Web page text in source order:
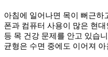
아침에 일어나면 목이 뻐근하
폰과 컴퓨터 사용이 많은 현
등 목 건강 문제를 안고 있습
균형은 수면 중에도 이어져